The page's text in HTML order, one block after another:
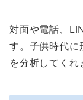
対面や電話、
す。子供時代に
を分析してくれ